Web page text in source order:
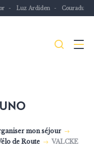
Luz Ardiden
Menu
mon séjour
de Route
VALCKE